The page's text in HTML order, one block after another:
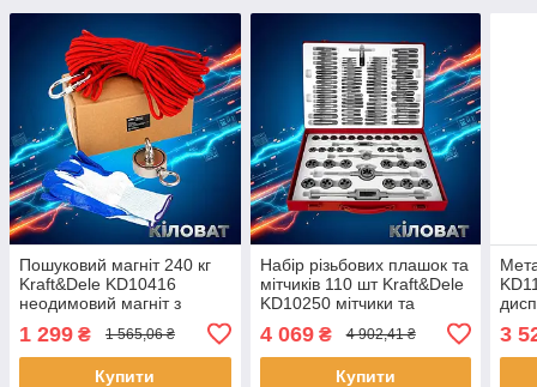
Пошуковий магніт 240 кг
Kraft&Dele KD10416
неодимовий магніт з
пошуку металів на глибині
1 299 ₴ 1 565,06 ₴
Купити
Набір різьбових плашок та
мітчиків 110 шт Kraft&Dele
KD10250 мітчики та
різьблення комплект
мітчиків та плашок
4 069₴ 4 902,41 ₴
Купити
3